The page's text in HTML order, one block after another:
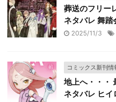
葬送のフリー
ネタバレ 舞踏
2025/11/3
コミックス新刊情
地上へ・・・
ネタバレ ヒイ